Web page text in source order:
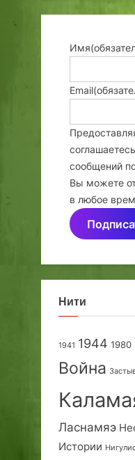
Имя
Email
сообщений
Вы можете
в любое
Нити
1941 1944 1980
Война
Ласнамяэ
Истории